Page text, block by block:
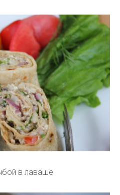
в лаваше